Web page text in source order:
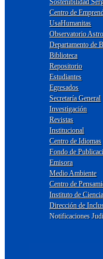
Sostenibilidad
Centro de
UsaHumanitas
Observatorio
Departamento de
Biblioteca
Repositorio
Estudiantes
Egresados
Secretaría General
Investigación
Revistas
Institucional
Centro de Idiomas
Fondo de
Emisora
Medio Ambiente
Centro de
Instituto de
Dirección de
Notificaciones